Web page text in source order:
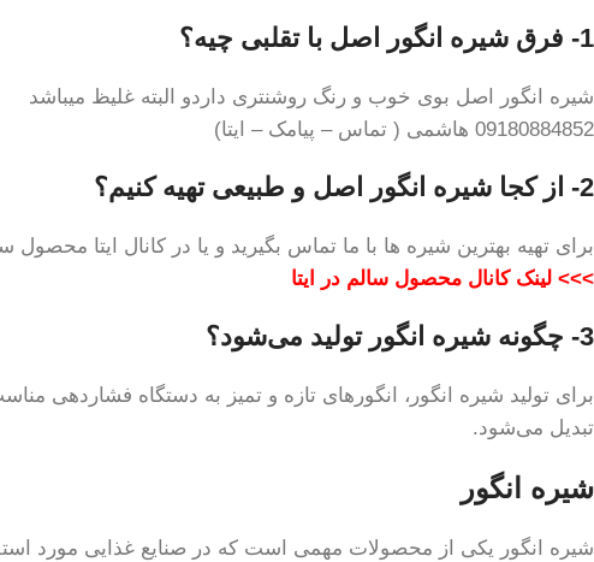
1- فرق شیره انگور اصل با تقلبی چیه؟
شیره انگور اصل بوی خوب و رنگ روشنتری داردو البته غلیظ میباشد
09180884852 هاشمی ( تماس – پیامک – ایتا)
2- از کجا شیره انگور اصل و طبیعی تهیه کنیم؟
برای تهیه بهترین شیره ها با ما تماس بگیرید و یا در کانال ایتا
>>> لینک کانال محصول سالم در ایتا
3- چگونه شیره انگور تولید می‌شود؟
برای تولید شیره انگور، انگور‌های تازه و تمیز به دستگاه
تبدیل می‌شود.
شیره انگور
شیره انگور یکی از محصولات مهمی است که در صنایع غذایی مورد